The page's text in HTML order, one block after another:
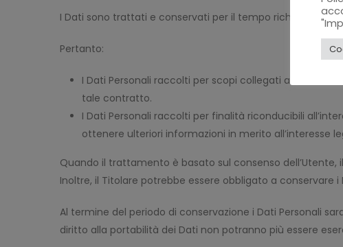
I Dati sono trattati e conservati per il tempo richiesto
Pertanto:
I Dati Personali raccolti per scopi collegati
tale contratto.
I Dati Personali raccolti per finalità riconducibili
ottenere ulteriori informazioni in merito all’interesse
Quando il trattamento è basato sul consenso
Inoltre, il Titolare potrebbe essere obbligato a conservare
Al termine del periodo di conservazione i Dati Personali
diritto alla portabilità dei Dati non potranno più essere